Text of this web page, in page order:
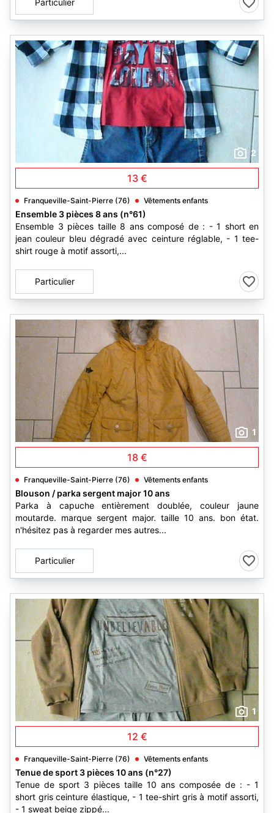
Particulier
2
13 €
Franqueville-Saint-Pierre (76) Vêtements enfants
Ensemble 3 pièces 8 ans (n°61)
Ensemble 3 pièces taille 8 ans composé de : - 1 short en
jean couleur bleu dégradé avec ceinture réglable, - 1 tee-
shirt rouge à motif assorti,...
Particulier
1
18 €
Franqueville-Saint-Pierre (76) Vêtements enfants
Blouson / parka sergent major 10 ans
Parka à capuche entièrement doublée, couleur jaune
moutarde. marque sergent major. taille 10 ans. bon état.
n'hésitez pas à regarder mes autres...
Particulier
1
12 €
Franqueville-Saint-Pierre (76) Vêtements enfants
Tenue de sport 3 pièces 10 ans (n°27)
Tenue de sport 3 pièces taille 10 ans composée de : - 1
short gris ceinture élastique, - 1 tee-shirt gris à motif assorti,
- 1 sweat beige zippé...